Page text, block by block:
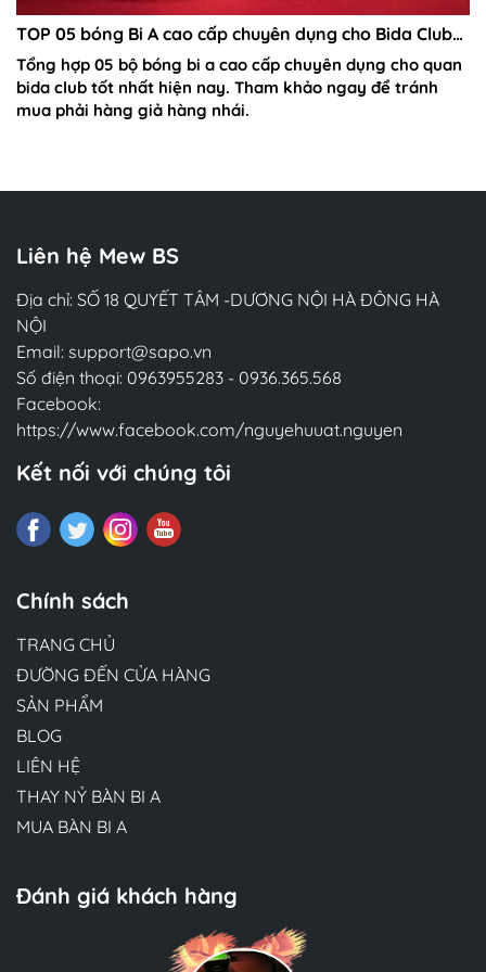
TOP 05 bóng Bi A cao cấp chuyên dụng cho Bida Club
tốt nhất
Tổng hợp 05 bộ bóng bi a cao cấp chuyên dụng cho quan
bida club tốt nhất hiện nay. Tham khảo ngay để tránh
mua phải hàng giả hàng nhái.
Liên hệ Mew BS
Địa chỉ: SỐ 18 QUYẾT TÂM -DƯƠNG NỘI HÀ ĐÔNG HÀ
NỘI
Email: support@sapo.vn
Số điện thoại: 0963955283 - 0936.365.568
Facebook:
https://www.facebook.com/nguyehuuat.nguyen
Kết nối với chúng tôi
Chính sách
TRANG CHỦ
ĐƯỜNG ĐẾN CỬA HÀNG
SẢN PHẨM
BLOG
LIÊN HỆ
THAY NỶ BÀN BI A
MUA BÀN BI A
Đánh giá khách hàng